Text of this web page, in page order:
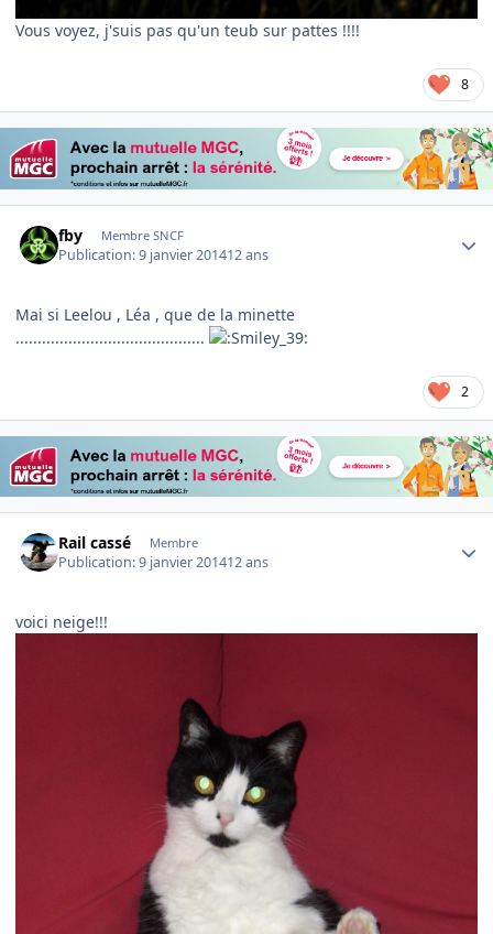
Vous voyez, j'suis pas qu'un teub sur pattes !!!!
8
fby Membre SNCF
Publication:9 janvier 201412 ans
Mai si Leelou , Léa , que de la minette
...........................................
2
Rail cassé Membre
Publication:9 janvier 201412 ans
voici neige!!!